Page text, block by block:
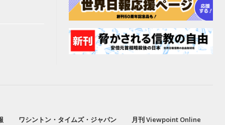
ワシントン・タイムズ・ジャパン 月刊 Viewpoint Online